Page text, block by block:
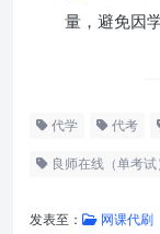
量，避免因
代学 代考
良师在线（单考试）
发表至： 网课代刷